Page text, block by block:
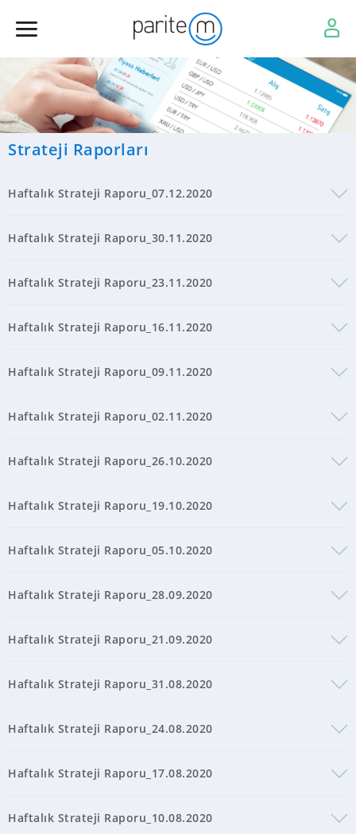
Strateji Raporları
Haftalık Strateji Raporu_07.12.2020
Haftalık Strateji Raporu_30.11.2020
Haftalık Strateji Raporu_23.11.2020
Haftalık Strateji Raporu_16.11.2020
Haftalık Strateji Raporu_09.11.2020
Haftalık Strateji Raporu_02.11.2020
Haftalık Strateji Raporu_26.10.2020
Haftalık Strateji Raporu_19.10.2020
Haftalık Strateji Raporu_05.10.2020
Haftalık Strateji Raporu_28.09.2020
Haftalık Strateji Raporu_21.09.2020
Haftalık Strateji Raporu_31.08.2020
Haftalık Strateji Raporu_24.08.2020
Haftalık Strateji Raporu_17.08.2020
Haftalık Strateji Raporu_10.08.2020